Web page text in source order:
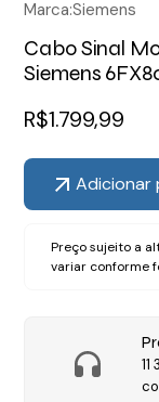
Marca:Siemens
Cabo Sinal
Siemens
R$1.799,99
Adicionar
Preço sujeito a
variar conforme